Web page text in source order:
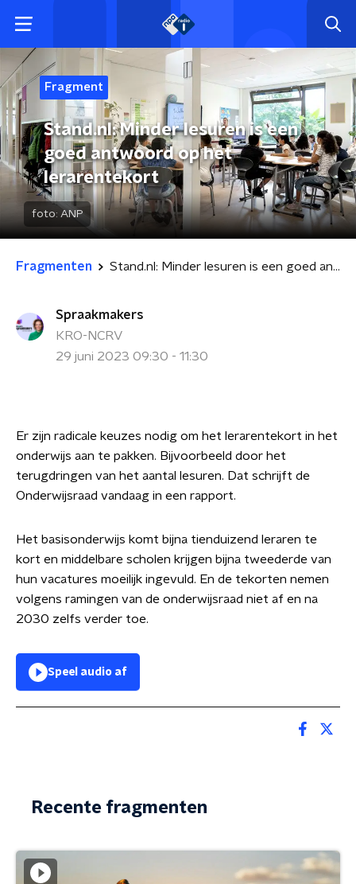
Fragment
Stand.nl: Minder lesuren is een
goed antwoord op het
lerarentekort
foto: ANP
Fragmenten Stand.nl: Minder lesuren is een goed antwoord op het lerarentekort
Spraakmakers
KRO-NCRV
29 juni 2023 09:30 - 11:30
Er zijn radicale keuzes nodig om het lerarentekort in het
onderwijs aan te pakken. Bijvoorbeeld door het
terugdringen van het aantal lesuren. Dat schrijft de
Onderwijsraad vandaag in een rapport.
Het basisonderwijs komt bijna tienduizend leraren te
kort en middelbare scholen krijgen bijna tweederde van
hun vacatures moeilijk ingevuld. En de tekorten nemen
volgens ramingen van de onderwijsraad niet af en na
2030 zelfs verder toe.
Speel audio af
Recente fragmenten